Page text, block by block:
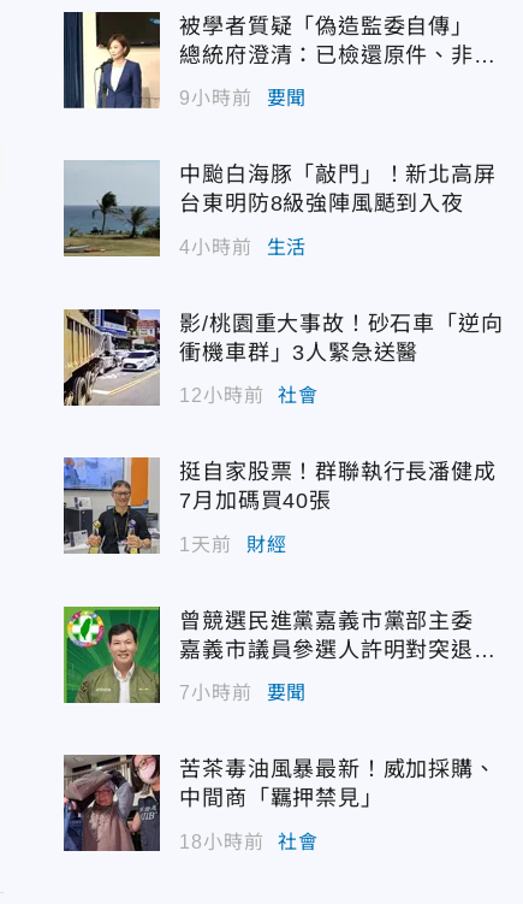
被學者質疑「偽造監委自傳」
總統府澄清：已檢還原件、非府
方提供
9小時前 要聞
中颱白海豚「敲門」！新北高屏
台東明防8級強陣風颳到入夜
4小時前 生活
影/桃園重大事故！砂石車「逆向
衝機車群」3人緊急送醫
12小時前 社會
挺自家股票！群聯執行長潘健成
7月加碼買40張
1天前 財經
曾競選民進黨嘉義市黨部主委
嘉義市議員參選人許明對突退
選！
7小時前 要聞
苦茶毒油風暴最新！威加採購、
中間商「羈押禁見」
18小時前 社會